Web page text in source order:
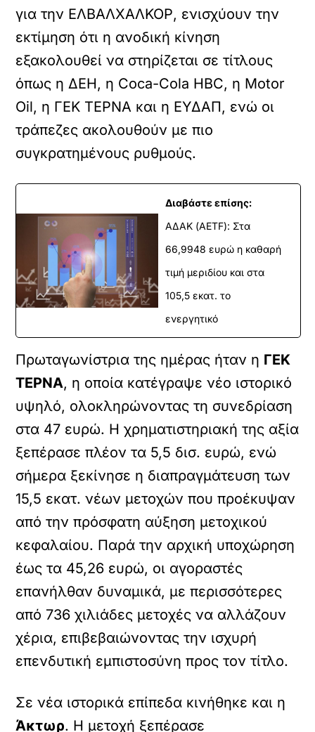
για την ΕΛΒΑΛΧΑΛΚΟΡ, ενισχύουν την
εκτίμηση ότι η ανοδική κίνηση
εξακολουθεί να στηρίζεται σε τίτλους
όπως η ΔΕΗ, η Coca-Cola HBC, η Motor
Oil, η ΓΕΚ ΤΕΡΝΑ και η ΕΥΔΑΠ, ενώ οι
τράπεζες ακολουθούν με πιο
συγκρατημένους ρυθμούς.
Διαβάστε επίσης:
ΑΔΑΚ (AETF): Στα
66,9948 ευρώ η καθαρή
τιμή μεριδίου και στα
105,5 εκατ. το
ενεργητικό
Πρωταγωνίστρια της ημέρας ήταν η ΓΕΚ
ΤΕΡΝΑ, η οποία κατέγραψε νέο ιστορικό
υψηλό, ολοκληρώνοντας τη συνεδρίαση
στα 47 ευρώ. Η χρηματιστηριακή της αξία
ξεπέρασε πλέον τα 5,5 δισ. ευρώ, ενώ
σήμερα ξεκίνησε η διαπραγμάτευση των
15,5 εκατ. νέων μετοχών που προέκυψαν
από την πρόσφατη αύξηση μετοχικού
κεφαλαίου. Παρά την αρχική υποχώρηση
έως τα 45,26 ευρώ, οι αγοραστές
επανήλθαν δυναμικά, με περισσότερες
από 736 χιλιάδες μετοχές να αλλάζουν
χέρια, επιβεβαιώνοντας την ισχυρή
επενδυτική εμπιστοσύνη προς τον τίτλο.
Σε νέα ιστορικά επίπεδα κινήθηκε και η
Άκτωρ. Η μετοχή ξεπέρασε